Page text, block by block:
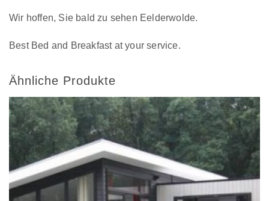
Wir hoffen, Sie bald zu sehen Eelderwolde.
Best Bed and Breakfast at your service.
Ähnliche Produkte